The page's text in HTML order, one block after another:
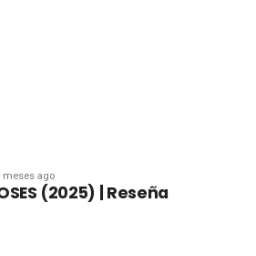
meses ago
(2025) | Reseña